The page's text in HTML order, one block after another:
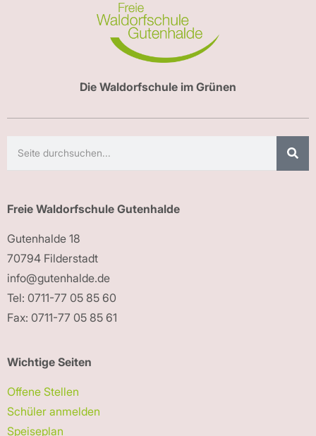
Die Waldorfschule im Grünen
Freie Waldorfschule Gutenhalde
Gutenhalde 18
70794 Filderstadt
info@gutenhalde.de
Tel: 0711-77 05 85 60
Fax: 0711-77 05 85 61
Wichtige Seiten
Offene Stellen
Schüler anmelden
Speiseplan